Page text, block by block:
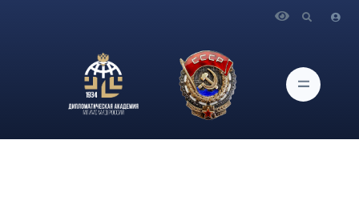
Восточноазиатского саммита и Регионального форума
АСЕАН по безопасности